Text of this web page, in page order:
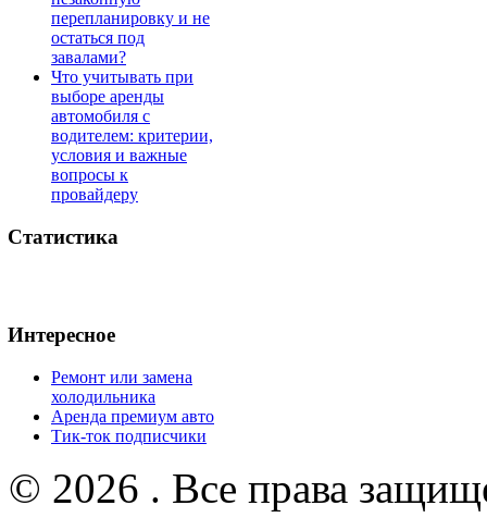
перепланировку и не
остаться под
завалами?
Что учитывать при
выборе аренды
автомобиля с
водителем: критерии,
условия и важные
вопросы к
провайдеру
Статистика
Интересное
Ремонт или замена
холодильника
Аренда премиум авто
Тик-ток подписчики
© 2026 . Все права